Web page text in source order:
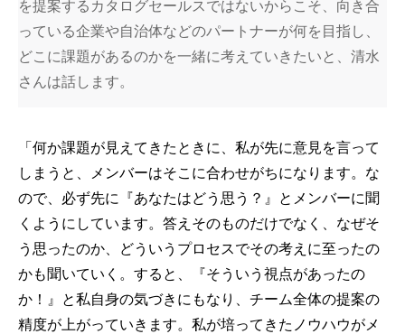
を提案するカタログセールスではないからこそ、向き合
っている企業や自治体などのパートナーが何を目指し、
どこに課題があるのかを一緒に考えていきたいと、清水
さんは話します。
「何か課題が見えてきたときに、私が先に意見を言って
しまうと、メンバーはそこに合わせがちになります。な
ので、必ず先に『あなたはどう思う？』とメンバーに聞
くようにしています。答えそのものだけでなく、なぜそ
う思ったのか、どういうプロセスでその考えに至ったの
かも聞いていく。すると、『そういう視点があったの
か！』と私自身の気づきにもなり、チーム全体の提案の
精度が上がっていきます。私が培ってきたノウハウがメ